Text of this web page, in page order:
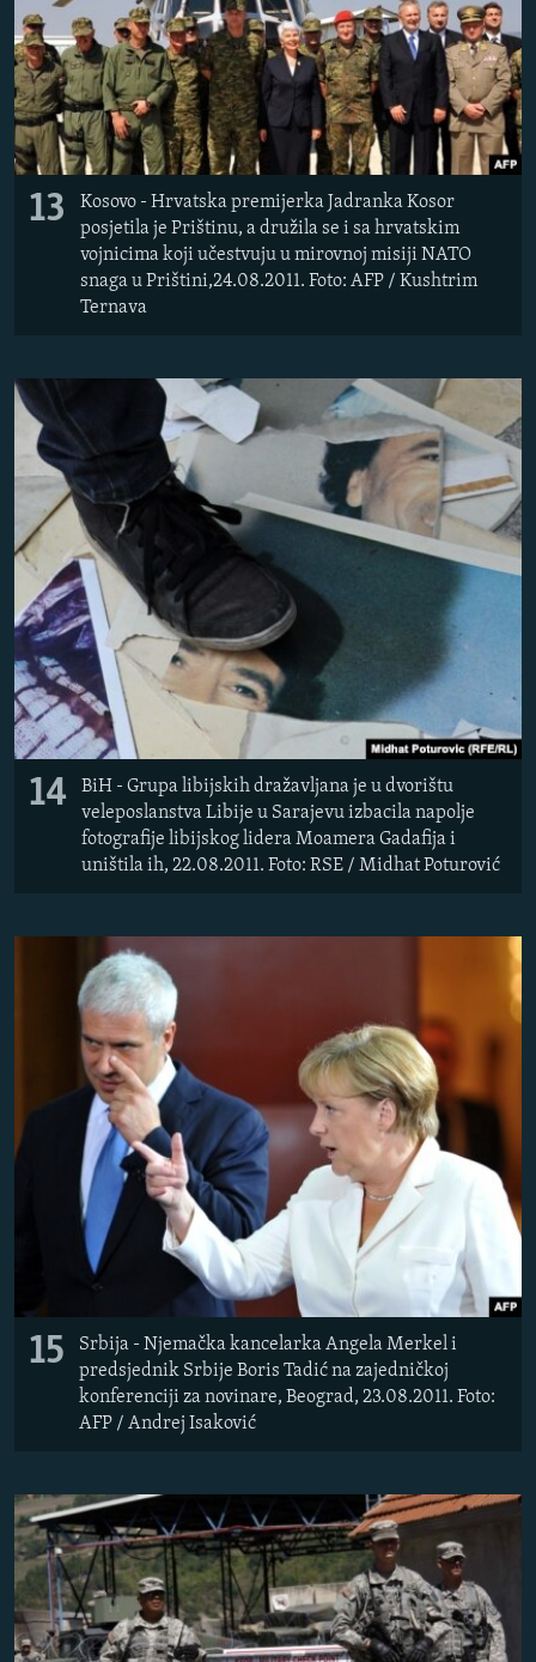
13
Kosovo - Hrvatska premijerka Jadranka Kosor
posjetila je Prištinu, a družila se i sa hrvatskim
vojnicima koji učestvuju u mirovnoj misiji NATO
snaga u Prištini,24.08.2011. Foto: AFP / Kushtrim
Ternava
14
BiH - Grupa libijskih dražavljana je u dvorištu
veleposlanstva Libije u Sarajevu izbacila napolje
fotografije libijskog lidera Moamera Gadafija i
uništila ih, 22.08.2011. Foto: RSE / Midhat Poturović
15
Srbija - Njemačka kancelarka Angela Merkel i
predsjednik Srbije Boris Tadić na zajedničkoj
konferenciji za novinare, Beograd, 23.08.2011. Foto:
AFP / Andrej Isaković